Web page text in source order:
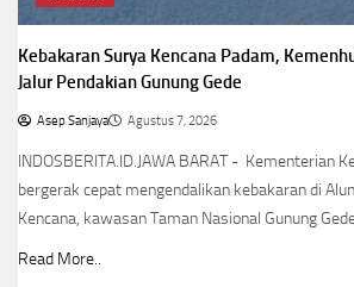
Kebakaran Surya Kencana Padam,
Jalur Pendakian Gunung Gede
Asep Sanjaya Agustus 7, 2026
INDOSBERITA.ID.JAWA BARAT - Kementerian
bergerak cepat mengendalikan kebakaran di
Kencana, kawasan Taman Nasional Gunung
Read More..